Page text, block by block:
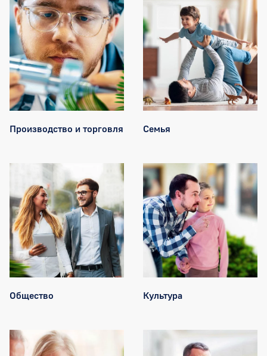
Производство и торговля Семья
Общество Культура